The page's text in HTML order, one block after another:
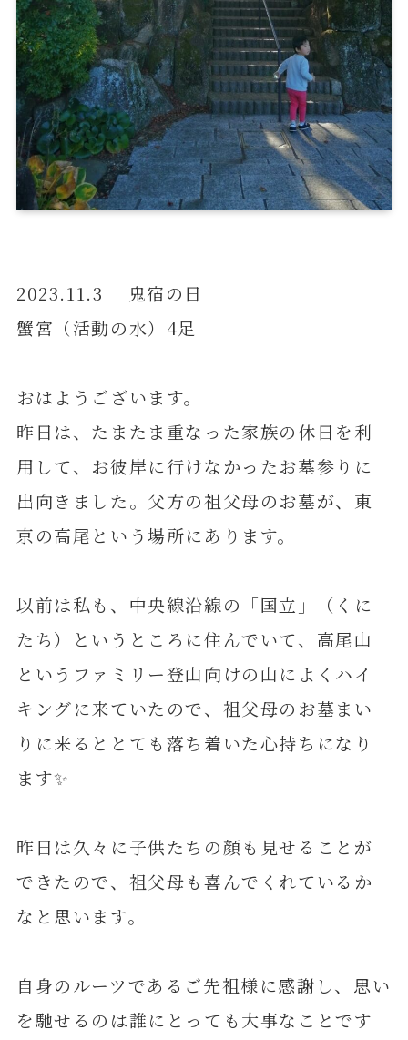
2023.11.3 鬼宿の日
蟹宮（活動の水）4足
おはようございます。
昨日は、たまたま重なった家族の休日を利
用して、お彼岸に行けなかったお墓参りに
出向きました。父方の祖父母のお墓が、東
京の高尾という場所にあります。
以前は私も、中央線沿線の「国立」（くに
たち）というところに住んでいて、高尾山
というファミリー登山向けの山によくハイ
キングに来ていたので、祖父母のお墓まい
りに来るととても落ち着いた心持ちになり
ます✨
昨日は久々に子供たちの顔も見せることが
できたので、祖父母も喜んでくれているか
なと思います。
自身のルーツであるご先祖様に感謝し、思い
を馳せるのは誰にとっても大事なことです